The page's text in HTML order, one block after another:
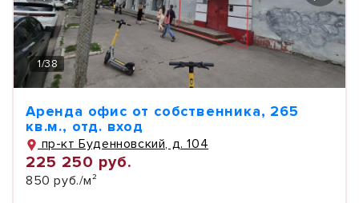
1/38
Аренда офис от собственника, 265
кв.м., отд. вход
пр-кт Буденновский, д. 104
225 250 руб.
850 руб./м²